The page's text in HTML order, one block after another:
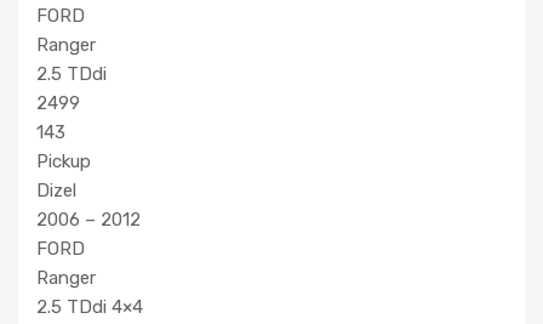
FORD
Ranger
2.5 TDdi
2499
143
Pickup
Dizel
2006 – 2012
FORD
Ranger
2.5 TDdi 4×4